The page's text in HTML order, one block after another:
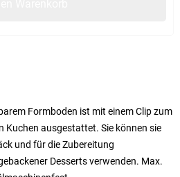
Formboden ist mit einem Clip zum
Kuchen ausgestattet. Sie können sie
und für die Zubereitung
Desserts verwenden. Max.